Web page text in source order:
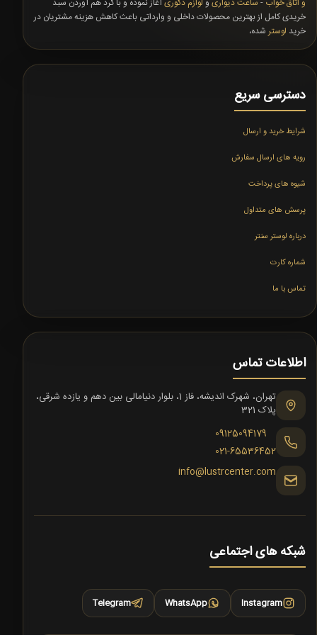
خریدی کامل از بهترین محصولات داخلی و وارداتی باعث کاهش هزینه مشتریان در
خرید لوستر شده،
دسترسی سریع
شرایط خرید و ارسال
رویه های ارسال سفارش
شیوه های پرداخت
پرسش های متداول
درباره لوستر سنتر
شماره کارت
تماس با ما
اطلاعات تماس
تهران، شهرک اندیشه، فاز 1، بلوار دنیامالی بین دهم و یازده شرقی،
پلاک 321
09125094179
021-65536452
info@lustrcenter.com
شبکه های اجتماعی
Instagram
WhatsApp
Telegram